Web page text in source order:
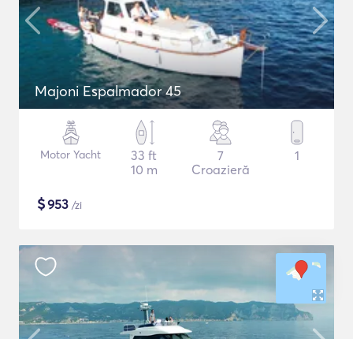
Majoni Espalmador 45
Motor Yacht
33 ft
10 m
7
Croazieră
1
$953 /zi